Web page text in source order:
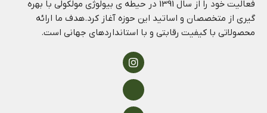
فعالیت خود را از سال 1391 در حیطه ی بیولوژی مولکولی با بهره
گیری از متخصصان و اساتید این حوزه آغاز کرد.هدف ما ارائه
محصولاتی با کیفیت رقابتی و با استانداردهای جهانی است.